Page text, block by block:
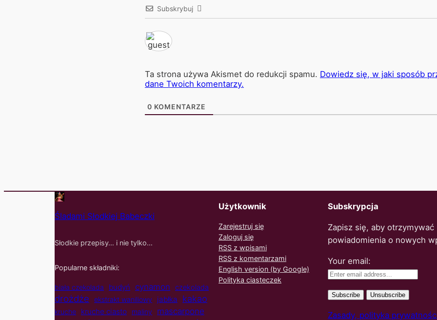
Subskrybuj
Ta strona używa Akismet do redukcji spamu. Dowiedz się, w jaki sposób
dane Twoich komentarzy.
0 KOMENTARZE
Śladami Słodkiej Babeczki
Słodkie przepisy… i nie tylko…
Popularne składniki:
biała czekolada budyń cynamon czekolada
drożdże ekstrakt waniliowy jabłka kakao
kruche kruche ciasto maliny mascarpone
Użytkownik
Zarejestruj się
Zaloguj się
RSS z wpisami
RSS z komentarzami
English version (by Google)
Polityka ciasteczek
Subskrypcja
Zapisz się, aby otrzymywać
powiadomienia o nowych
Your email:
Zasady, polityka